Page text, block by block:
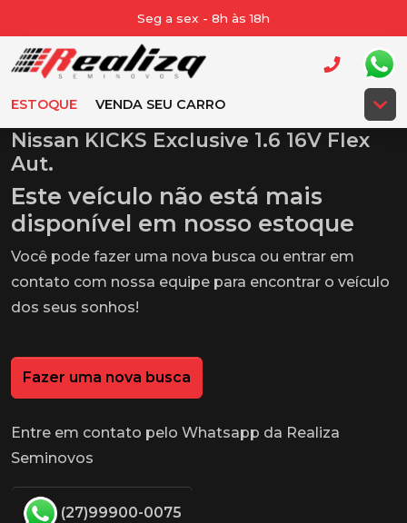
Seg a sex - 8h às 18h
ESTOQUE VENDA SEU CARRO
Nissan KICKS Exclusive 1.6 16V Flex
Aut.
Este veículo não está mais
disponível em nosso estoque
Você pode fazer uma nova busca ou entrar em
contato com nossa equipe para encontrar o veículo
dos seus sonhos!
Fazer uma nova busca
Entre em contato pelo Whatsapp da Realiza
Seminovos
(27)99900-0075